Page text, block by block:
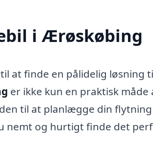
i Ærøskøbing
at finde en pålidelig løsning
er ikke kun en praktisk måde
til at planlægge din
nemt og hurtigt finde det